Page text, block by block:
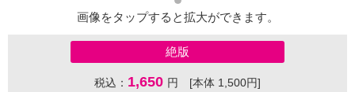
画像をタップすると拡大ができます。
絶版
税込： 1,650 円 [本体 1,500円]